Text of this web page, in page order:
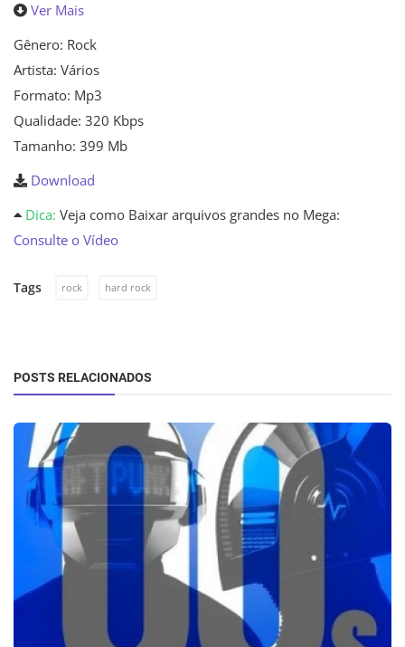
Ver Mais
Gênero: Rock
Artista: Vários
Formato: Mp3
Qualidade: 320 Kbps
Tamanho: 399 Mb
Download
Dica: Veja como Baixar arquivos grandes no Mega:
Consulte o Vídeo
Tags rock hard rock
POSTS RELACIONADOS